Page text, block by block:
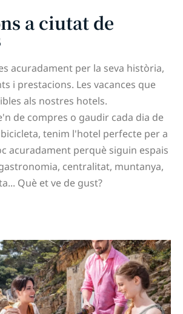
a ciutat de
acuradament per la seva història,
i prestacions. Les vacances que
als nostres hotels.
de compres o gaudir cada dia de
tenim l'hotel perfecte per a
acuradament perquè siguin espais
centralitat, muntanya,
Què et ve de gust?